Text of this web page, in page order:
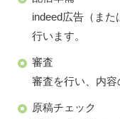
indeed広告（ま
行います。
審査
審査を行い、内容
原稿チェック